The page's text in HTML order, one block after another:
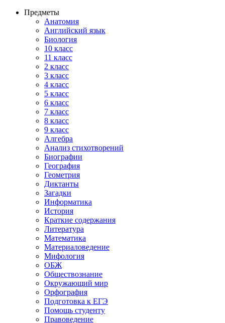
Предметы
Анатомия
Английский язык
Биология
10 класс
11 класс
2 класс
3 класс
4 класс
5 класс
6 класс
7 класс
8 класс
9 класс
Алгебра
Анализ стихотворений
Биографии
География
Геометрия
Диктанты
Загадки
Информатика
История
Краткие содержания
Литература
Математика
Материаловедение
Мифология
ОБЖ
Обществознание
Окружающий мир
Орфография
Подготовка к ЕГЭ
Помощь студенту
Правоведение